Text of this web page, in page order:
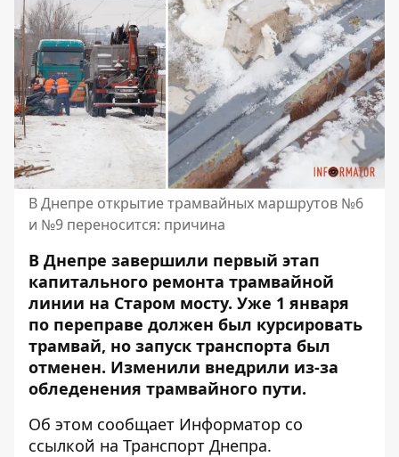
В Днепре открытие трамвайных маршрутов №6
и №9 переносится: причина
В Днепре завершили первый этап
капитального ремонта трамвайной
линии на Старом мосту. Уже 1 января
по переправе должен был курсировать
трамвай, но запуск транспорта был
отменен. Изменили внедрили из-за
обледенения трамвайного пути.
Об этом сообщает Информатор со
ссылкой на Транспорт Днепра.